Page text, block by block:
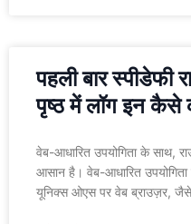
पहली बार स्पीडेफी
पृष्ठ में लॉग इन कैसे
वेब-आधारित उपयोगिता के साथ,
आसान है। वेब-आधारित उपयोगिता
यूनिक्स ओएस पर वेब ब्राउज़र,